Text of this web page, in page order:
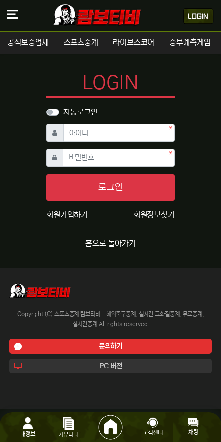
공식보증업체 스포츠중계 라이브스코어 승부예측게임
LOGIN
자동로그인
아이디 필수
비밀번호필수
로그인
회원가입하기 회원정보찾기
홈으로 돌아가기
Copyright (C) 스포츠중계 람보티비 - 해외축구중계, 실시간 고화질중계, 무료중계,
실시간중계 All rights reserved.
문의하기
PC 버전
내정보 커뮤니티 고객센터 채팅